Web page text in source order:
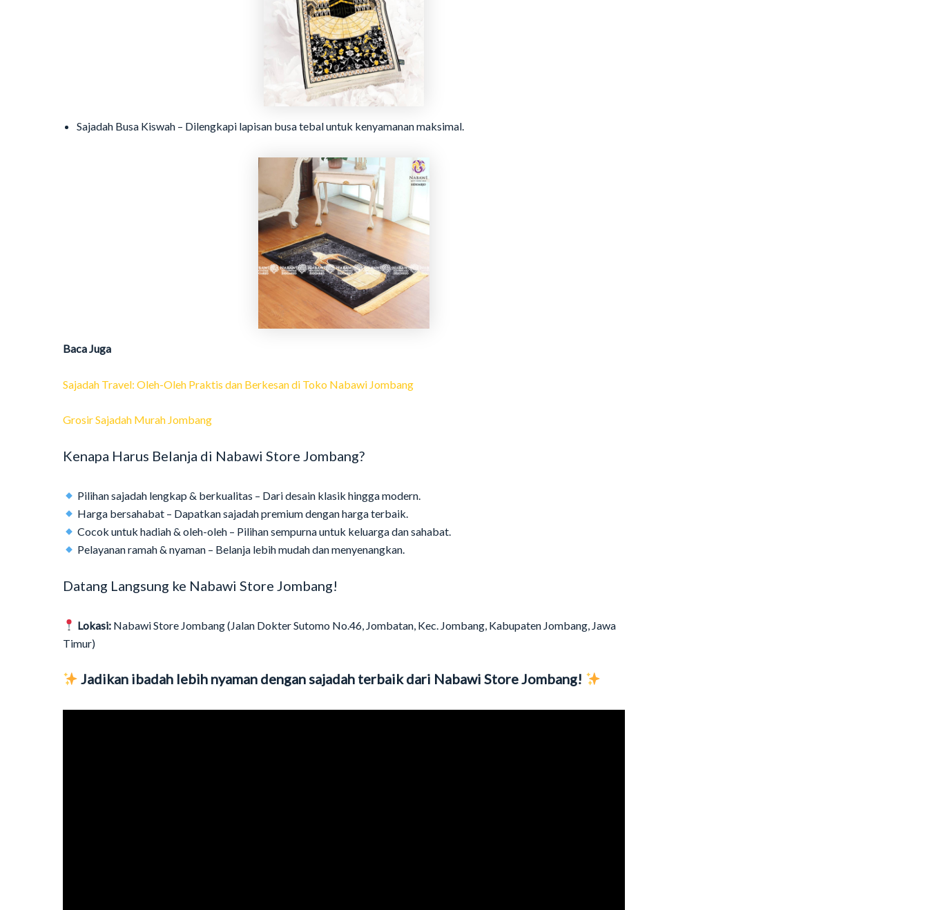
Sajadah Busa Kiswah – Dilengkapi lapisan busa tebal untuk kenyamanan maksimal.
Baca Juga
Sajadah Travel: Oleh-Oleh Praktis dan Berkesan di Toko Nabawi Jombang
Grosir Sajadah Murah Jombang
Kenapa Harus Belanja di Nabawi Store Jombang?
Pilihan sajadah lengkap & berkualitas – Dari desain klasik hingga modern.
Harga bersahabat – Dapatkan sajadah premium dengan harga terbaik.
Cocok untuk hadiah & oleh-oleh – Pilihan sempurna untuk keluarga dan sahabat.
Pelayanan ramah & nyaman – Belanja lebih mudah dan menyenangkan.
Datang Langsung ke Nabawi Store Jombang!
Lokasi:Nabawi Store Jombang (Jalan Dokter Sutomo No.46, Jombatan, Kec. Jombang, Kabupaten Jombang, Jawa
Timur)
Jadikan ibadah lebih nyaman dengan sajadah terbaik dari Nabawi Store Jombang!